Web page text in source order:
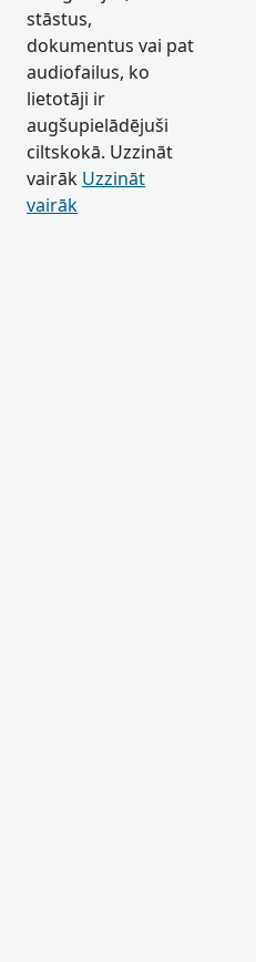
stāstus,
dokumentus vai pat
audiofailus, ko
lietotāji ir
augšupielādējuši
ciltskokā. Uzzināt
vairāk Uzzināt
vairāk